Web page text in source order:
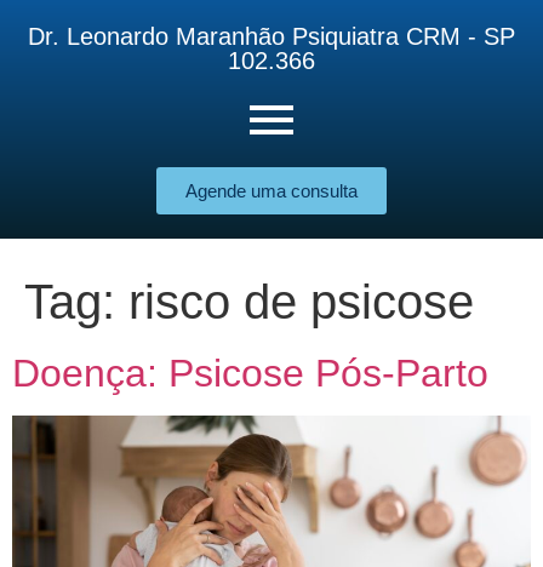
Dr. Leonardo Maranhão Psiquiatra CRM - SP
102.366
Agende uma consulta
Tag: risco de psicose
Doença: Psicose Pós-Parto